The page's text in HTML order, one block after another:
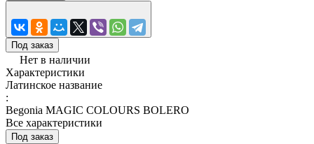
Под заказ
Нет в наличии
Характеристики
Латинское название
:
Begonia MAGIC COLOURS BOLERO
Все характеристики
Под заказ